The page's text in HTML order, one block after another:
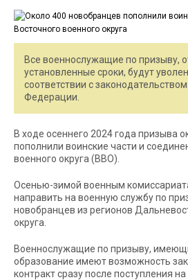
Все военнослужащие по призыву,
установленные сроки, будут
соответствии с
Федерации.
В ходе осеннего 2024 года призыва
пополнили воинские части и
военного округа (ВВО).
Осенью-зимой военным
направить на военную службу по
новобранцев из регионов
округа.
Военнослужащие по призыву,
образование имеют возможность
контракт сразу после поступления